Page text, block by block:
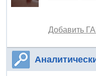
Добавить